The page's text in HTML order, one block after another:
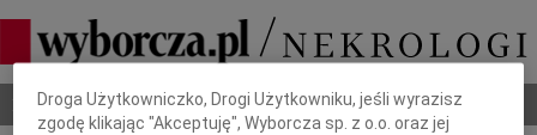
Nekrologi Odeszli Poradnik pogrzebowy
Dbamy o Twoją prywatność
Droga Użytkowniczko, Drogi Użytkowniku, jeśli wyrazisz
zgodę klikając "Akceptuję", Wyborcza sp. z o.o. oraz jej